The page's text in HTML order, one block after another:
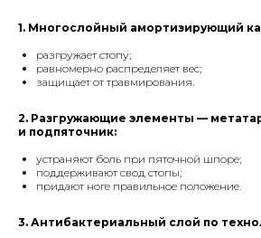
1. Многослойный амортизирующий
разгружает стопу;
равномерно распределяет вес;
защищает от травмирования.
2. Разгружающие элементы —
и подпяточник:
устраняют боль при пяточной шпоре;
поддерживают свод стопы;
придают ноге правильное положение.
3. Антибактериальный слой по